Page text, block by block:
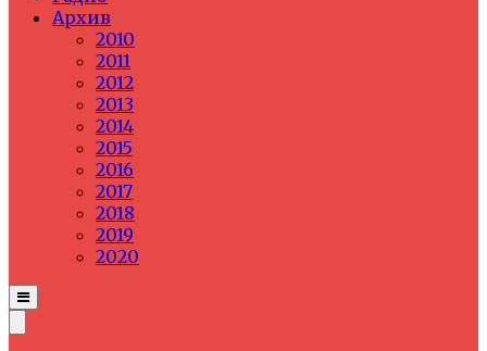
Архив
2010
2011
2012
2013
2014
2015
2016
2017
2018
2019
2020